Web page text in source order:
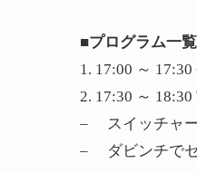
■プログラム一覧
1. 17:00 ～
2. 17:30 ～
– スイッチャー
– ダビンチでセ